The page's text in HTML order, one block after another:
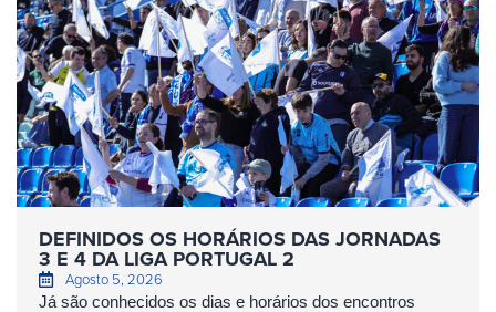
DEFINIDOS OS HORÁRIOS DAS JORNADAS
3 E 4 DA LIGA PORTUGAL 2
Agosto 5, 2026
Já são conhecidos os dias e horários dos encontros